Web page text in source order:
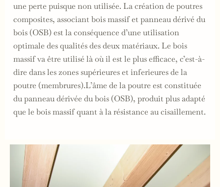
une perte puisque non utilisée. La création de poutres
composites, associant bois massif et panneau dérivé du
bois (OSB) est la conséquence d’une utilisation
optimale des qualités des deux matériaux. Le bois
massif va être utilisé là où il est le plus efficace, c’est-à-
dire dans les zones supérieures et inferieures de la
poutre (membrures).L’âme de la poutre est constituée
du panneau dérivée du bois (OSB), produit plus adapté
que le bois massif quant à la résistance au cisaillement.